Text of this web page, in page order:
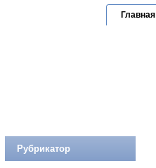
Главная
Рубрикатор